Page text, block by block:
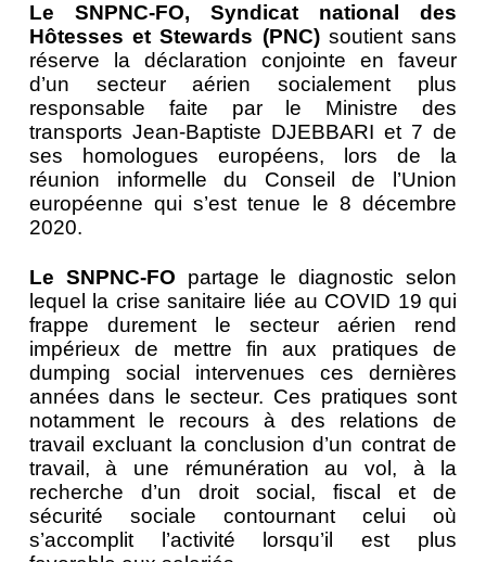
Le SNPNC-FO, Syndicat national des
Hôtesses et Stewards (PNC)soutient sans
réserve la déclaration conjointe en faveur
d’un secteur aérien socialement plus
responsable faite par le Ministre des
transports Jean-Baptiste DJEBBARI et 7 de
ses homologues européens, lors de la
réunion informelle du Conseil de l’Union
européenne qui s’est tenue le 8 décembre
2020.
Le SNPNC-FO partage le diagnostic selon
lequel la crise sanitaire liée au COVID 19 qui
frappe durement le secteur aérien rend
impérieux de mettre fin aux pratiques de
dumping social intervenues ces dernières
années dans le secteur. Ces pratiques sont
notamment le recours à des relations de
travail excluant la conclusion d’un contrat de
travail, à une rémunération au vol, à la
recherche d’un droit social, fiscal et de
sécurité sociale contournant celui où
s’accomplit l’activité lorsqu’il est plus